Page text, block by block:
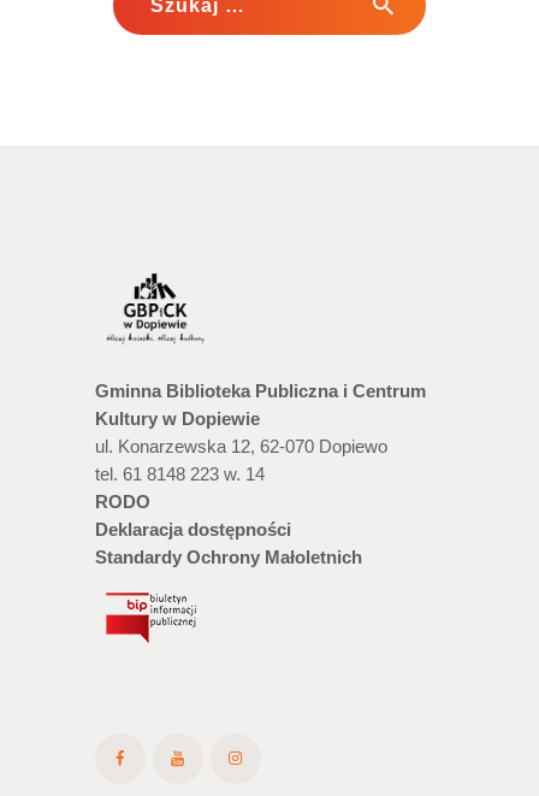
Gminna Biblioteka Publiczna i Centrum
Kultury w Dopiewie
ul. Konarzewska 12, 62-070 Dopiewo
tel. 61 8148 223 w. 14
RODO
Deklaracja dostępności
Standardy Ochrony Małoletnich